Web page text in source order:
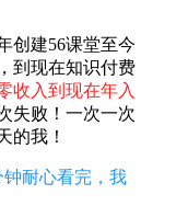
创建56课堂至今
到现在知识付费
收入到现在年入
失败！一次一次
的我！
耐心看完，我